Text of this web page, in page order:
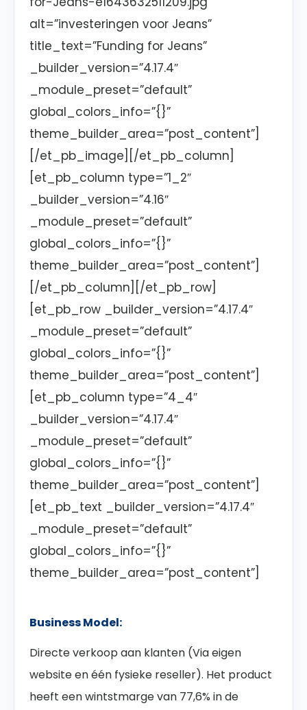
alt=”investeringen voor Jeans”
title_text=”Funding for Jeans”
_builder_version=”4.17.4″
_module_preset=”default”
global_colors_info=”{}”
theme_builder_area=”post_content”]
[/et_pb_image][/et_pb_column]
[et_pb_column type=”1_2″
_builder_version=”4.16″
_module_preset=”default”
global_colors_info=”{}”
theme_builder_area=”post_content”]
[/et_pb_column][/et_pb_row]
[et_pb_row _builder_version=”4.17.4″
_module_preset=”default”
global_colors_info=”{}”
theme_builder_area=”post_content”]
[et_pb_column type=”4_4″
_builder_version=”4.17.4″
_module_preset=”default”
global_colors_info=”{}”
theme_builder_area=”post_content”]
[et_pb_text _builder_version=”4.17.4″
_module_preset=”default”
global_colors_info=”{}”
theme_builder_area=”post_content”]
Business Model:
Directe verkoop aan klanten (Via eigen
website en één fysieke reseller). Het product
heeft een wintstmarge van 77,6% in de